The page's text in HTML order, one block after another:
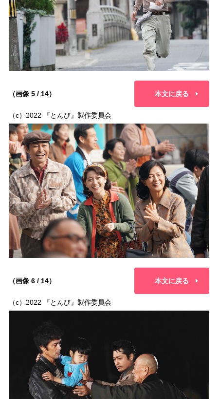
（画像 5 / 14） 本文に戻る
（c）2022 『とんび』製作委員会
（画像 6 / 14） 本文に戻る
（c）2022 『とんび』製作委員会